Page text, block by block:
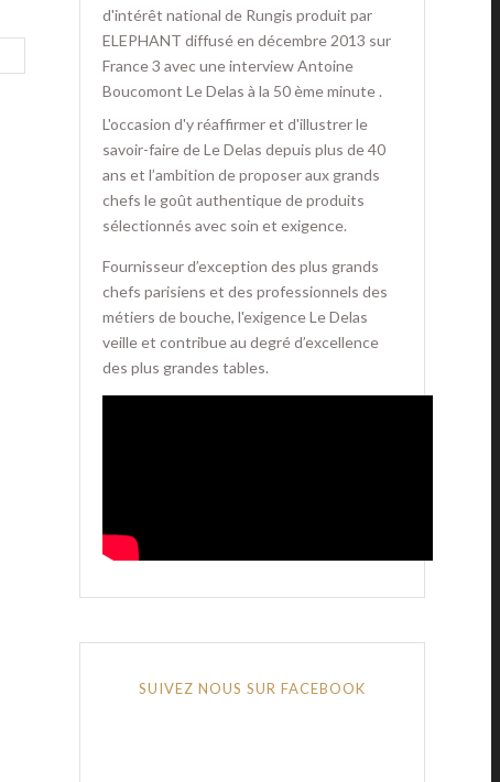
d'intérêt national de Rungis produit par
ELEPHANT diffusé en décembre 2013 sur
France 3 avec une interview Antoine
Boucomont Le Delas à la 50 ème minute .
L'occasion d'y réaffirmer et d'illustrer le
savoir-faire de Le Delas depuis plus de 40
ans et l’ambition de proposer aux grands
chefs le goût authentique de produits
sélectionnés avec soin et exigence.
Fournisseur d’exception des plus grands
chefs parisiens et des professionnels des
métiers de bouche, l'exigence Le Delas
veille et contribue au degré d’excellence
des plus grandes tables.
SUIVEZ NOUS SUR FACEBOOK